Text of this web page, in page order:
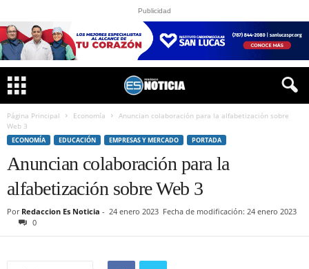
Publicidad
Página Principal Economía
Anuncian colaboración para la alfabetización sobre
Web 3
ECONOMÍA EDUCACIÓN EMPRESAS Y MERCADO PORTADA
Anuncian colaboración para la
alfabetización sobre Web 3
Por Redaccion Es Noticia - 24 enero 2023 Fecha de modificación: 24 enero 2023
0